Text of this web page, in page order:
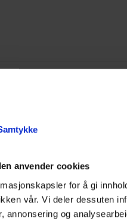
anvender cookies
for å gi
vår. Vi deler dessuten
annonsering og
er et brukervennlig
for å fjerne store
overflater og
det som ofte omtales
unike fargeendrende
fra klar til lilla når
er det essensielt